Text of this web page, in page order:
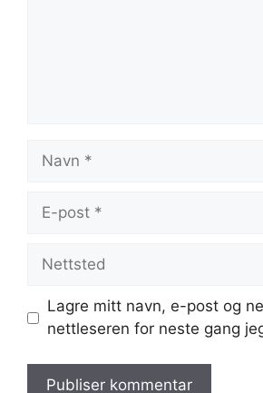
Navn
Nettsted
Lagre mitt navn, e-post og
nettleseren for neste gang